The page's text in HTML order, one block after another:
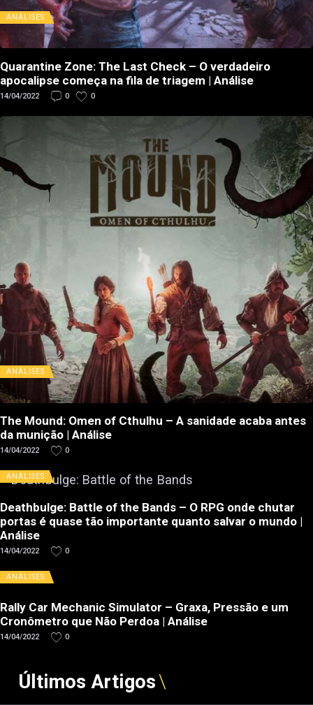
ANÁLISES
Quarantine Zone: The Last Check – O verdadeiro
apocalipse começa na fila de triagem | Análise
14/04/2022 0 0
ANÁLISES
The Mound: Omen of Cthulhu – A sanidade acaba antes
da munição | Análise
14/04/2022 0
ANÁLISES
Deathbulge: Battle of the Bands – O RPG onde chutar
portas é quase tão importante quanto salvar o mundo |
Análise
14/04/2022 0
ANÁLISES
Rally Car Mechanic Simulator – Graxa, Pressão e um
Cronômetro que Não Perdoa | Análise
14/04/2022 0
Últimos Artigos